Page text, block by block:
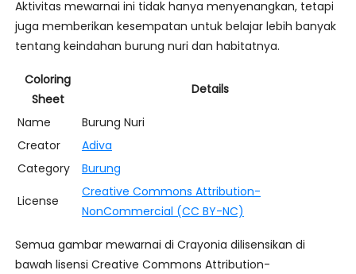
Aktivitas mewarnai ini tidak hanya menyenangkan, tetapi
juga memberikan kesempatan untuk belajar lebih banyak
tentang keindahan burung nuri dan habitatnya.
Coloring
Sheet
Details
Name
Burung Nuri
Creator
Adiva
Category
Burung
License
Creative Commons Attribution-
NonCommercial (CC BY-NC)
Semua gambar mewarnai di Crayonia dilisensikan di
bawah lisensi Creative Commons Attribution-